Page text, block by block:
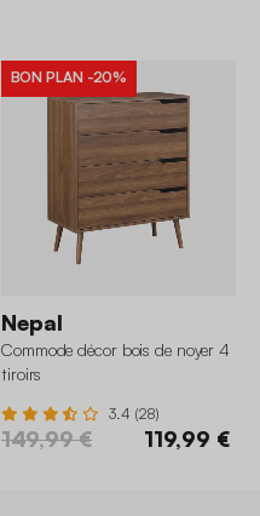
BON PLAN -20%
Nepal
Commode décor bois de noyer 4
tiroirs
3.4 (28)
149,99 € 119,99 €